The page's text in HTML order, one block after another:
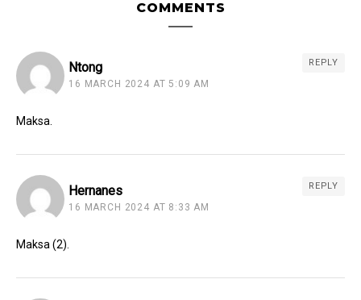
COMMENTS
Ntong
16 MARCH 2024 AT 5:09 AM
REPLY
Maksa.
Hernanes
16 MARCH 2024 AT 8:33 AM
REPLY
Maksa (2).